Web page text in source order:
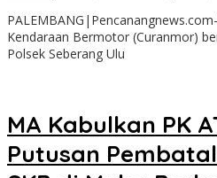
Kendaraan Bermotor (Curanmor)
Polsek Seberang Ulu
MA Kabulkan PK
Putusan